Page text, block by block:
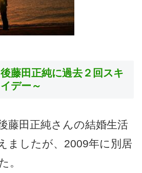
藤田正純に過去２回スキ
デー～
藤田正純さんの結婚生活
ましたが、2009年に別居
。